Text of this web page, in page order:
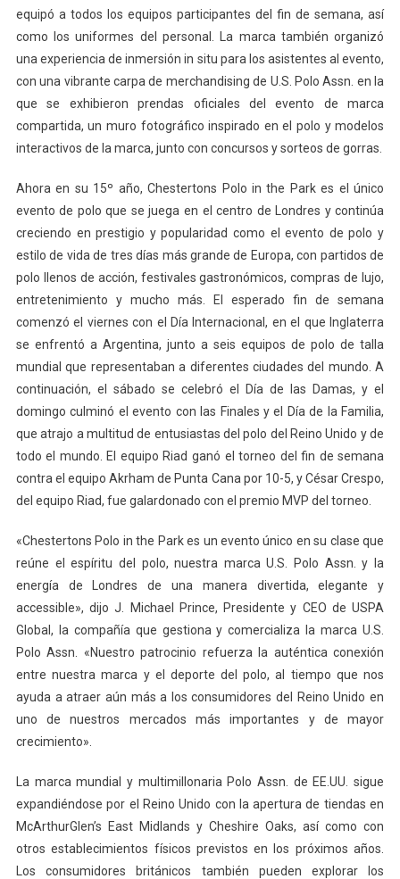
equipó a todos los equipos participantes del fin de semana, así
como los uniformes del personal. La marca también organizó
una experiencia de inmersión in situ para los asistentes al evento,
con una vibrante carpa de merchandising de U.S. Polo Assn. en la
que se exhibieron prendas oficiales del evento de marca
compartida, un muro fotográfico inspirado en el polo y modelos
interactivos de la marca, junto con concursos y sorteos de gorras.
Ahora en su 15º año, Chestertons Polo in the Park es el único
evento de polo que se juega en el centro de Londres y continúa
creciendo en prestigio y popularidad como el evento de polo y
estilo de vida de tres días más grande de Europa, con partidos de
polo llenos de acción, festivales gastronómicos, compras de lujo,
entretenimiento y mucho más. El esperado fin de semana
comenzó el viernes con el Día Internacional, en el que Inglaterra
se enfrentó a Argentina, junto a seis equipos de polo de talla
mundial que representaban a diferentes ciudades del mundo. A
continuación, el sábado se celebró el Día de las Damas, y el
domingo culminó el evento con las Finales y el Día de la Familia,
que atrajo a multitud de entusiastas del polo del Reino Unido y de
todo el mundo. El equipo Riad ganó el torneo del fin de semana
contra el equipo Akrham de Punta Cana por 10-5, y César Crespo,
del equipo Riad, fue galardonado con el premio MVP del torneo.
«Chestertons Polo in the Park es un evento único en su clase que
reúne el espíritu del polo, nuestra marca U.S. Polo Assn. y la
energía de Londres de una manera divertida, elegante y
accessible», dijo J. Michael Prince, Presidente y CEO de USPA
Global, la compañía que gestiona y comercializa la marca U.S.
Polo Assn. «Nuestro patrocinio refuerza la auténtica conexión
entre nuestra marca y el deporte del polo, al tiempo que nos
ayuda a atraer aún más a los consumidores del Reino Unido en
uno de nuestros mercados más importantes y de mayor
crecimiento».
La marca mundial y multimillonaria Polo Assn. de EE.UU. sigue
expandiéndose por el Reino Unido con la apertura de tiendas en
McArthurGlen’s East Midlands y Cheshire Oaks, así como con
otros establecimientos físicos previstos en los próximos años.
Los consumidores británicos también pueden explorar los